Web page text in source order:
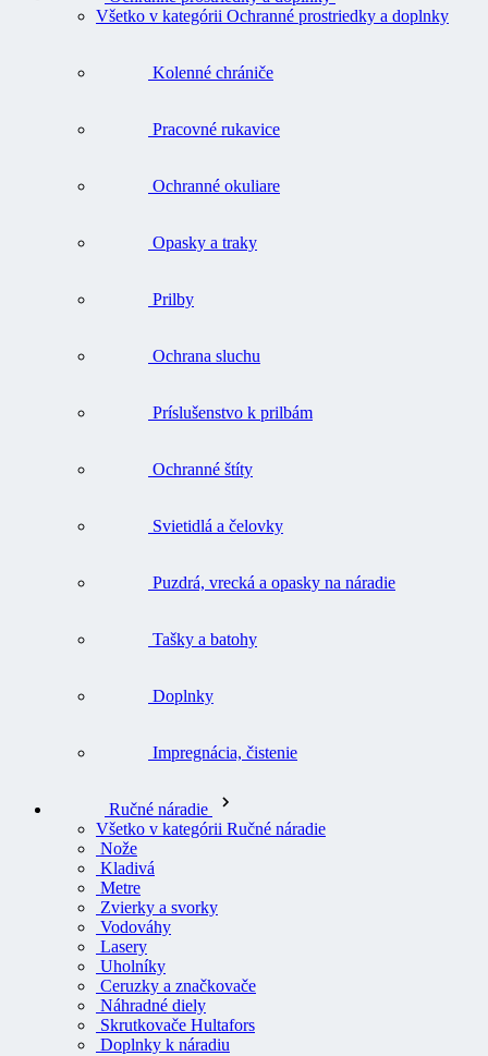
Všetko v kategórii Ochranné prostriedky a doplnky
Kolenné chrániče
Pracovné rukavice
Ochranné okuliare
Opasky a traky
Prilby
Ochrana sluchu
Príslušenstvo k prilbám
Ochranné štíty
Svietidlá a čelovky
Puzdrá, vrecká a opasky na náradie
Tašky a batohy
Doplnky
Impregnácia, čistenie
Ručné náradie
Všetko v kategórii Ručné náradie
Nože
Kladivá
Metre
Zvierky a svorky
Vodováhy
Lasery
Uholníky
Ceruzky a značkovače
Náhradné diely
Skrutkovače Hultafors
Doplnky k náradiu